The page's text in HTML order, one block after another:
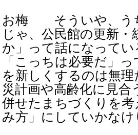
お梅 そういや、う
じゃ、公民館の更新
か」って話になって
「こっちは必要だ」
を新しくするのは無
災計画や高齢化に見
併せたまちづくりを
み方」にしていかな